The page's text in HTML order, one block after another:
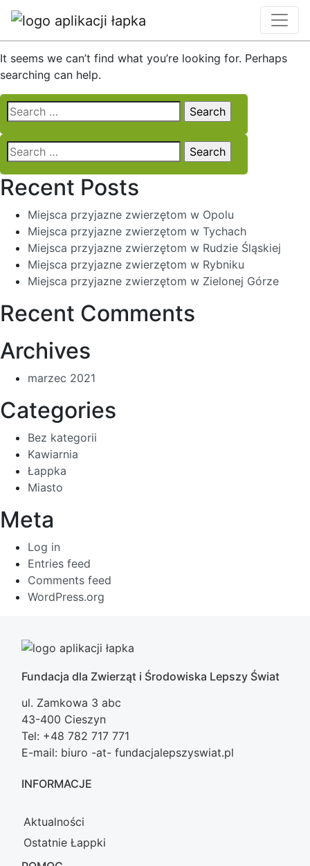
Nothing Found
It seems we can’t find what you’re looking for. Perhaps
searching can help.
Search
for:
Search
for:
Recent Posts
Miejsca przyjazne zwierzętom w Opolu
Miejsca przyjazne zwierzętom w Tychach
Miejsca przyjazne zwierzętom w Rudzie Śląskiej
Miejsca przyjazne zwierzętom w Rybniku
Miejsca przyjazne zwierzętom w Zielonej Górze
Recent Comments
Archives
marzec 2021
Categories
Bez kategorii
Kawiarnia
Łappka
Miasto
Meta
Log in
Entries feed
Comments feed
WordPress.org
Fundacja dla Zwierząt i Środowiska Lepszy Świat
ul. Zamkowa 3 abc
43-400 Cieszyn
Tel: +48 782 717 771
E-mail: biuro -at- fundacjalepszyswiat.pl
INFORMACJE
Aktualności
Ostatnie Łappki